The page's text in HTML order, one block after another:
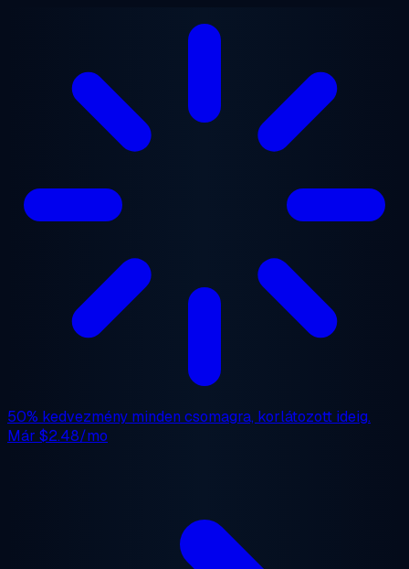
50% kedvezmény minden csomagra, korlátozott ideig.
Már $2.48/mo